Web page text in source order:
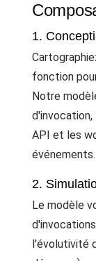
1.
fonction
Notre
API et les
événements.
2.
Le modèle
l'évolutivité